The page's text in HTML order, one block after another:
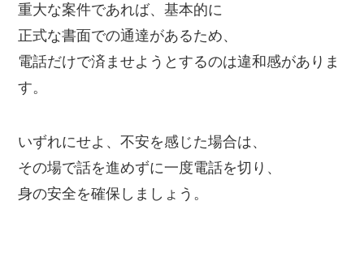
重大な案件であれば、基本的に
正式な書面での通達があるため、
電話だけで済ませようとするのは違和感がありま
す。
いずれにせよ、不安を感じた場合は、
その場で話を進めずに一度電話を切り、
身の安全を確保しましょう。